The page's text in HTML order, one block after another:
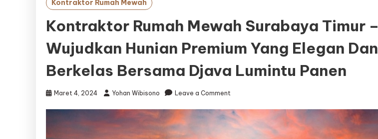
Kontraktor Rumah Mewah
Kontraktor Rumah Mewah Surabaya Timur –
Wujudkan Hunian Premium Yang Elegan Dan
Berkelas Bersama Djava Lumintu Panen
Maret 4, 2024 Yohan Wibisono Leave a Comment
Rumah
Mewah
Surabaya